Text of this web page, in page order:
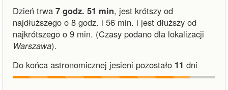
Dzień trwa 7 godz. 51 min, jest krótszy od
najdłuższego o 8 godz. i 56 min. i jest dłuższy od
najkrótszego o 9 min. (Czasy podano dla lokalizacji
Warszawa).
Do końca astronomicznej jesieni pozostało 11 dni